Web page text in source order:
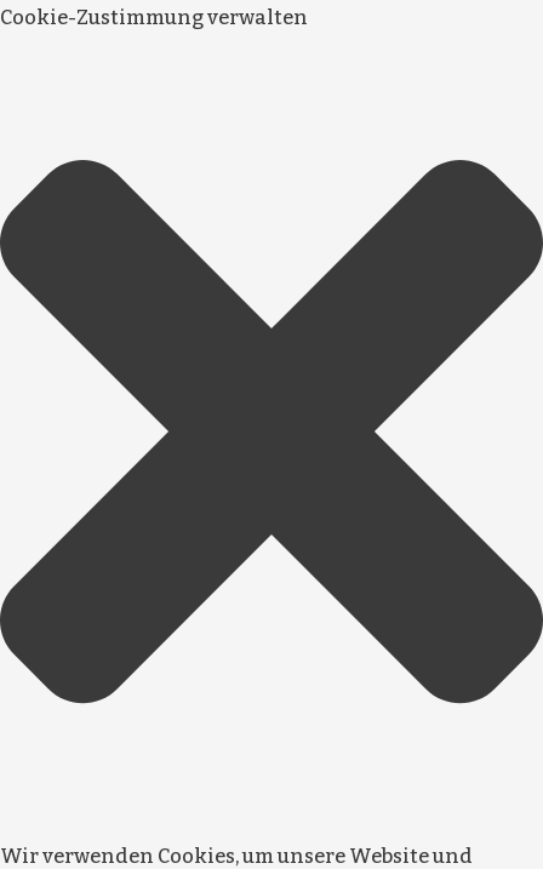
Cookie-Zustimmung verwalten
Wir verwenden Cookies, um unsere Website und